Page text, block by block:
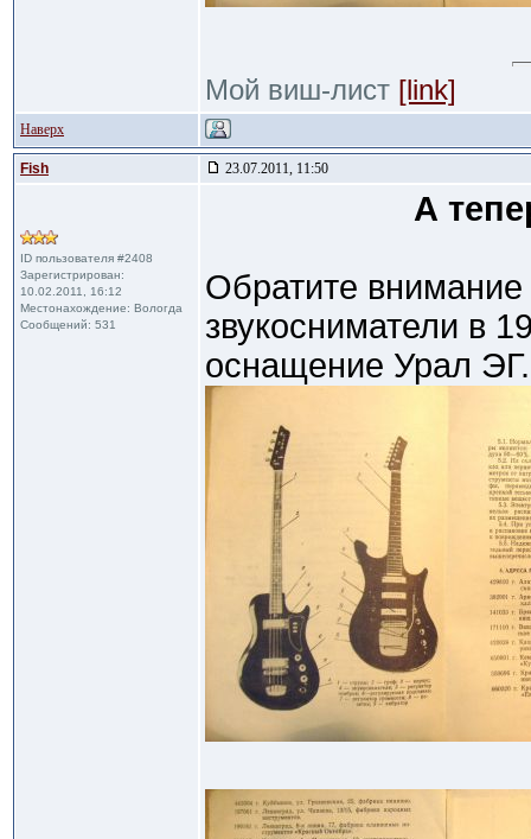
Мой виш-лист [link]
Наверх
Fish 23.07.2011, 11:50
ID пользователя #2408
Зарегистрирован:
10.02.2011, 16:12
Местонахождение: Вологда
Сообщений: 531
А
Обратите внимание
звукосниматели в
оснащение Урал ЭГ.